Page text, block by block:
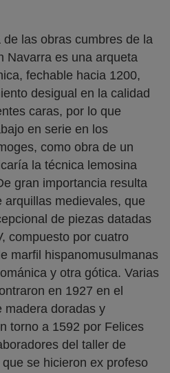
las obras cumbres de la
Navarra es una arqueta
fechable hacia 1200,
desigual en la calidad
caras, por lo que
en serie en los
como obra de un
la técnica lemosina
gran importancia resulta
medievales, que
de piezas datadas
compuesto por cuatro
marfil hispanomusulmanas
y otra gótica. Varias
en 1927 en el
madera doradas y
torno a 1592 por Felices
del taller de
se hicieron ex profeso